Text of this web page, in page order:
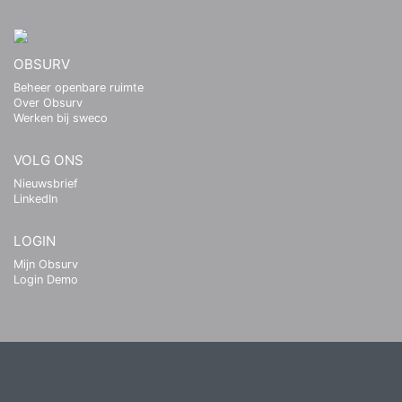
OBSURV
Beheer openbare ruimte
Over Obsurv
Werken bij sweco
VOLG ONS
Nieuwsbrief
LinkedIn
LOGIN
Mijn Obsurv
Login Demo